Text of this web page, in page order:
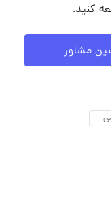
کنید.
مشاور